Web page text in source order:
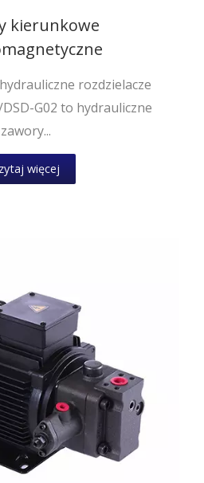
kierunkowe
rozdzielacze
G02 to hydrauliczne
zawory...
więcej